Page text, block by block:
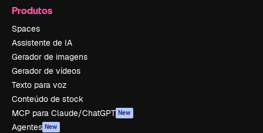
Produtos
Spaces
Assistente de IA
Gerador de imagens
Gerador de vídeos
Texto para voz
Conteúdo de stock
MCP para Claude/ChatGPT New
Agentes New